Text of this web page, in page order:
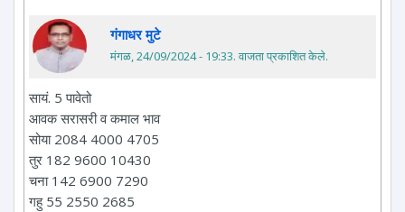
गंगाधर मुटे
मंगळ, 24/09/2024 - 19:33. वाजता प्रकाशित केले.
सायं. 5 पावेतो
आवक सरासरी व कमाल भाव
सोया 2084 4000 4705
तुर 182 9600 10430
चना 142 6900 7290
गहु 55 2550 2685